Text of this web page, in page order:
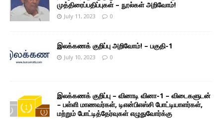
முத்திரைப்பதிப்புகள் – நூல்கள் அறிவோம்!
July 11, 2023 0
இலக்கணக் குறிப்பு அறிவோம்! – பகுதி-1
July 10, 2023 0
இலக்கணக் குறிப்பு – வினாடி வினா-1 – விடைகளுடன்
– பள்ளி மாணவர்கள், டிஎன்பிஎஸ்சி போட்டியாளர்கள்,
மற்றும் போட்டித்தேர்வுகள் எழுதுவோர்க்கு